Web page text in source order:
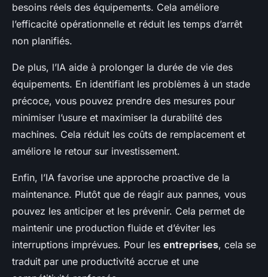
besoins réels des équipements. Cela améliore
l’efficacité opérationnelle et réduit les temps d’arrêt
non planifiés.
De plus, l’IA aide à prolonger la durée de vie des
équipements. En identifiant les problèmes à un stade
précoce, vous pouvez prendre des mesures pour
minimiser l’usure et maximiser la durabilité des
machines. Cela réduit les coûts de remplacement et
améliore le retour sur investissement.
Enfin, l’IA favorise une approche proactive de la
maintenance. Plutôt que de réagir aux pannes, vous
pouvez les anticiper et les prévenir. Cela permet de
maintenir une production fluide et d’éviter les
interruptions imprévues. Pour les entreprises, cela se
traduit par une productivité accrue et une